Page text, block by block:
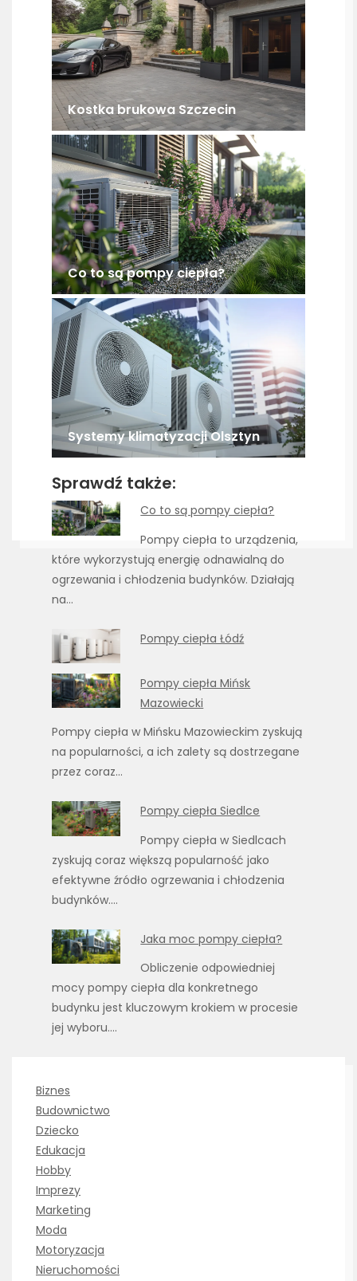
Kostka brukowa Szczecin
Co to są pompy ciepła?
Systemy klimatyzacji Olsztyn
Sprawdź także:
Co to są pompy ciepła?
Pompy ciepła to urządzenia,
które wykorzystują energię odnawialną do
ogrzewania i chłodzenia budynków. Działają
na…
Pompy ciepła Łódź
Pompy ciepła Mińsk
Mazowiecki
Pompy ciepła w Mińsku Mazowieckim zyskują
na popularności, a ich zalety są dostrzegane
przez coraz…
Pompy ciepła Siedlce
Pompy ciepła w Siedlcach
zyskują coraz większą popularność jako
efektywne źródło ogrzewania i chłodzenia
budynków.…
Jaka moc pompy ciepła?
Obliczenie odpowiedniej
mocy pompy ciepła dla konkretnego
budynku jest kluczowym krokiem w procesie
jej wyboru.…
Biznes
Budownictwo
Dziecko
Edukacja
Hobby
Imprezy
Marketing
Moda
Motoryzacja
Nieruchomości